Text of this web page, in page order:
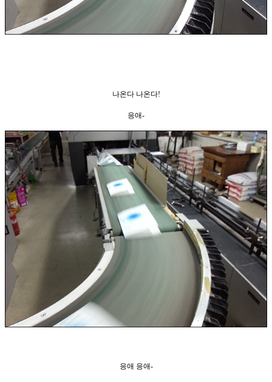
나온다 나온다!
응애-
응애 응애-